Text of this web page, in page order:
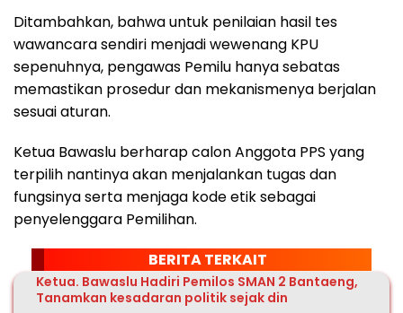
Ditambahkan, bahwa untuk penilaian hasil tes
wawancara sendiri menjadi wewenang KPU
sepenuhnya, pengawas Pemilu hanya sebatas
memastikan prosedur dan mekanismenya berjalan
sesuai aturan.
Ketua Bawaslu berharap calon Anggota PPS yang
terpilih nantinya akan menjalankan tugas dan
fungsinya serta menjaga kode etik sebagai
penyelenggara Pemilihan.
BERITA TERKAIT
Ketua. Bawaslu Hadiri Pemilos SMAN 2 Bantaeng,
Tanamkan kesadaran politik sejak din